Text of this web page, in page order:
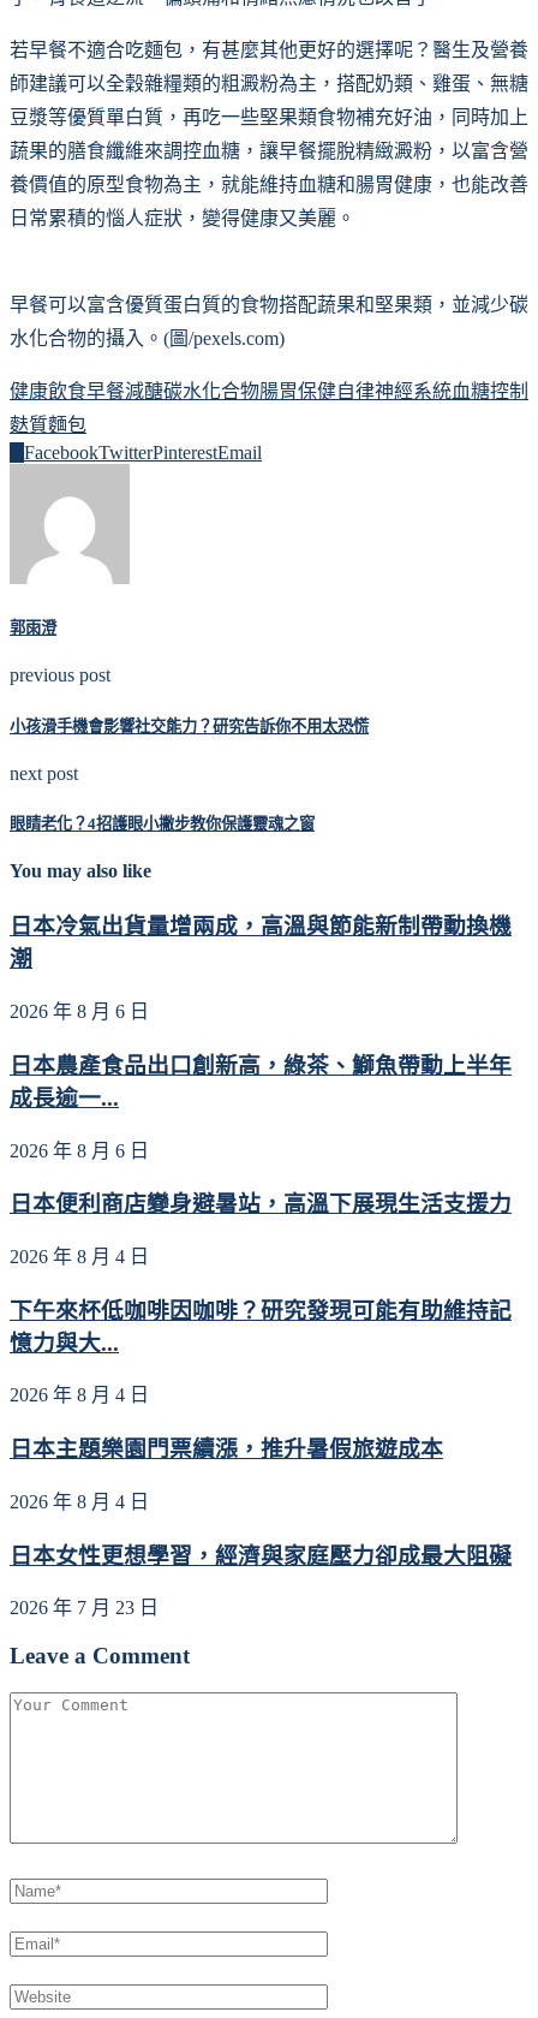
若早餐不適合吃麵包，有甚麼其他更好的選擇呢？醫生及營養
師建議可以全穀雜糧類的粗澱粉為主，搭配奶類、雞蛋、無糖
豆漿等優質單白質，再吃一些堅果類食物補充好油，同時加上
蔬果的膳食纖維來調控血糖，讓早餐擺脫精緻澱粉，以富含營
養價值的原型食物為主，就能維持血糖和腸胃健康，也能改善
日常累積的惱人症狀，變得健康又美麗。
早餐可以富含優質蛋白質的食物搭配蔬果和堅果類，並減少碳
水化合物的攝入。(圖/pexels.com)
健康飲食早餐減醣碳水化合物腸胃保健自律神經系統血糖控制
麩質麵包
FacebookTwitterPinterestEmail
郭雨澄
previous post
小孩滑手機會影響社交能力？研究告訴你不用太恐慌
next post
眼睛老化？4招護眼小撇步教你保護靈魂之窗
You may also like
日本冷氣出貨量增兩成，高溫與節能新制帶動換機
潮
2026 年 8 月 6 日
日本農產食品出口創新高，綠茶、鰤魚帶動上半年
成長逾一...
2026 年 8 月 6 日
日本便利商店變身避暑站，高溫下展現生活支援力
2026 年 8 月 4 日
下午來杯低咖啡因咖啡？研究發現可能有助維持記
憶力與大...
2026 年 8 月 4 日
日本主題樂園門票續漲，推升暑假旅遊成本
2026 年 8 月 4 日
日本女性更想學習，經濟與家庭壓力卻成最大阻礙
2026 年 7 月 23 日
Leave a Comment